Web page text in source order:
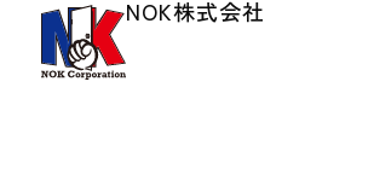
NOK株式会社